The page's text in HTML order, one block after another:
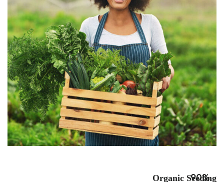
Organic Seeding
90%